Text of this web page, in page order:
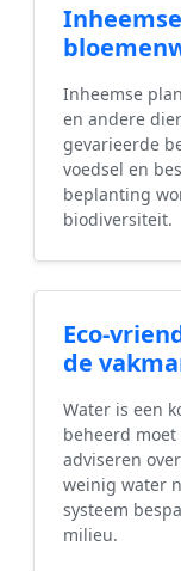
Inheemse
en andere
gevarieerde
voedsel en
beplanting
biodiversiteit.
Eco-
de
Water is een
beheerd
adviseren
weinig water
systeem
milieu.